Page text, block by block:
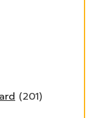
(201)